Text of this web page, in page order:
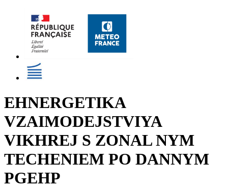
EHNERGETIKA
VZAIMODEJSTVIYA
VIKHREJ S ZONAL NYM
TECHENIEM PO DANNYM
PGEHP